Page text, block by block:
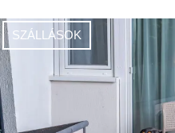
SZÁLLÁSOK